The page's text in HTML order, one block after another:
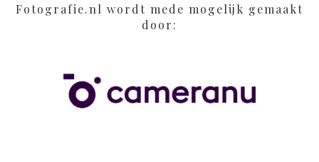
Fotografie.nl wordt mede mogelijk gemaakt
door: